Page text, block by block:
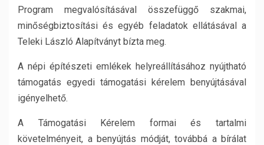
Program megvalósításával összefüggő szakmai,
minőségbiztosítási és egyéb feladatok ellátásával a
Teleki László Alapítványt bízta meg.
A népi építészeti emlékek helyreállításához nyújtható
támogatás egyedi támogatási kérelem benyújtásával
igényelhető.
A Támogatási Kérelem formai és tartalmi
követelményeit, a benyújtás módját, továbbá a bírálat